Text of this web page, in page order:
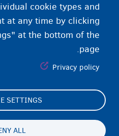
cookie types and
at any time by clicking
at the bottom of the
page.
Privacy policy
SETTINGS
ALL
Footer
(menu)
Cookie Settings